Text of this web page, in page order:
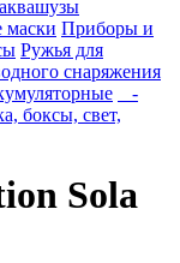
маски Приборы и
Ружья для
снаряжения
-
боксы, свет,
Sola